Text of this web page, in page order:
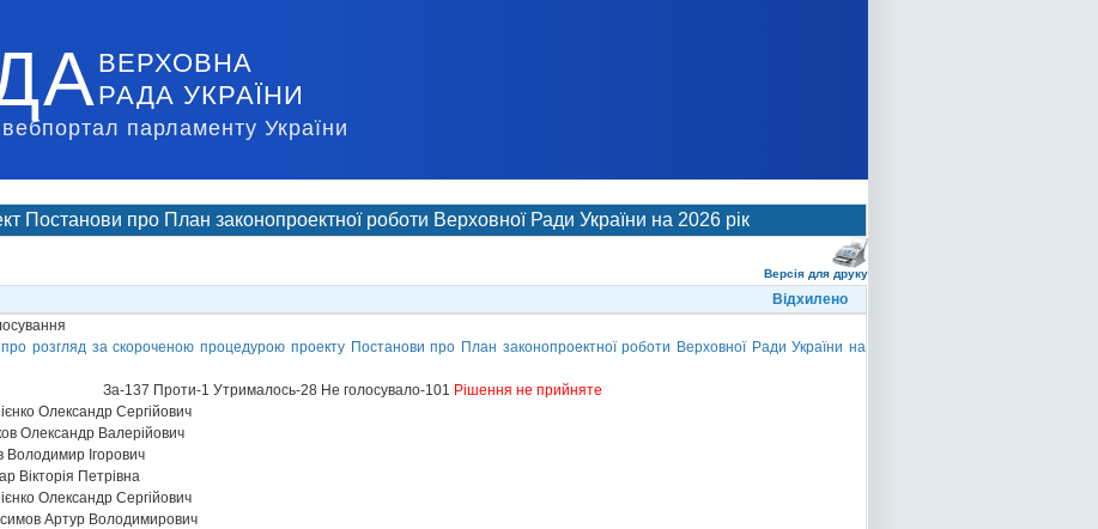
ВЕРХОВНА
РАДА УКРАЇНИ
парламенту України
Постанови про План законопроектної роботи Верховної Ради України на 2026 рік
Версія для друку
Відхилено
розгляд за скороченою процедурою проекту Постанови про План законопроектної роботи Верховної Ради України на
За-137 Проти-1 Утрималось-28 Не голосувало-101 Рішення не прийняте
Олександр Сергійович
Олександр Валерійович
Володимир Ігорович
Вікторія Петрівна
Олександр Сергійович
Артур Володимирович